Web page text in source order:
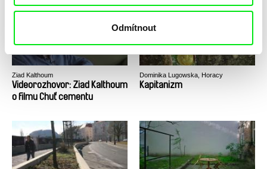
Odmítnout
Ziad Kalthoum
Videorozhovor: Ziad Kalthoum
o filmu Chuť cementu
Dominika Lugowska, Horacy
Muszynski
Kapitanizm